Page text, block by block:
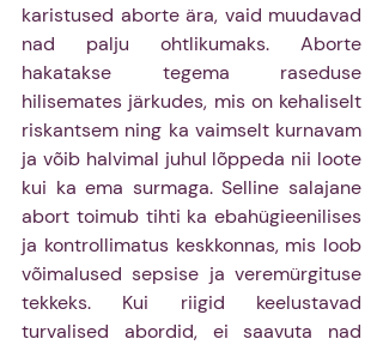
karistused aborte ära, vaid muudavad
nad palju ohtlikumaks. Aborte
hakatakse tegema raseduse
hilisemates järkudes, mis on kehaliselt
riskantsem ning ka vaimselt kurnavam
ja võib halvimal juhul lõppeda nii loote
kui ka ema surmaga. Selline salajane
abort toimub tihti ka ebahügieenilises
ja kontrollimatus keskkonnas, mis loob
võimalused sepsise ja veremürgituse
tekkeks. Kui riigid keelustavad
turvalised abordid, ei saavuta nad